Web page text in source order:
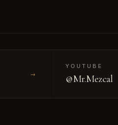
→
YOUTUBE
@Mr.Mezcal